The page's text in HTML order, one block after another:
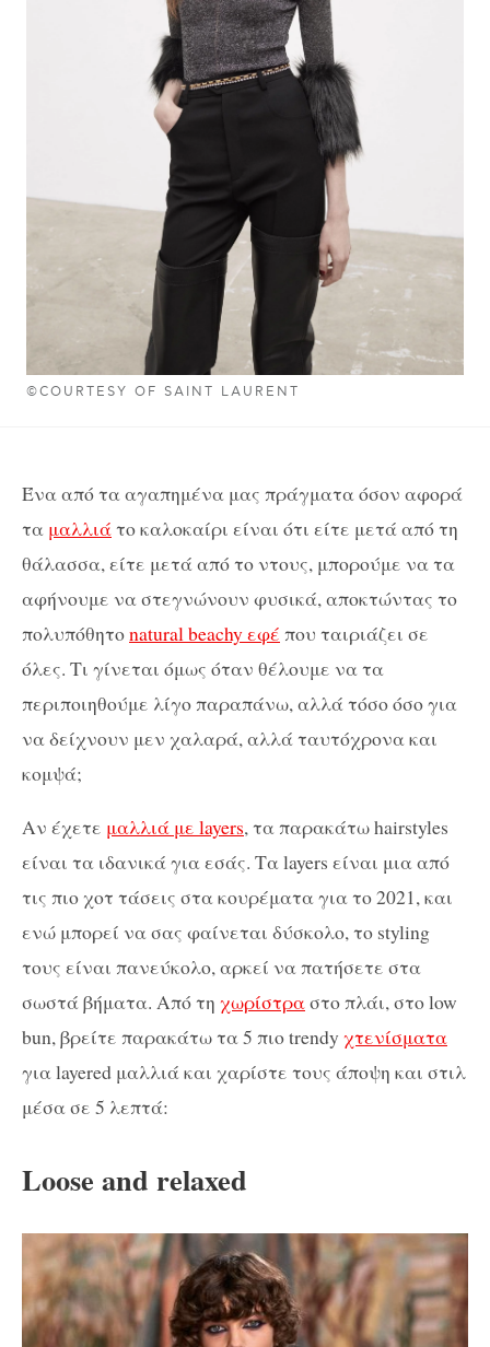
©COURTESY OF SAINT LAURENT
Ένα από τα αγαπημένα μας πράγματα όσον αφορά
τα μαλλιάτο καλοκαίρι είναι ότι είτε μετά από τη
θάλασσα, είτε μετά από το ντους, μπορούμε να τα
αφήνουμε να στεγνώνουν φυσικά, αποκτώντας το
πολυπόθητοnatural beachy εφέ που ταιριάζει σε
όλες. Τι γίνεται όμως όταν θέλουμε να τα
περιποιηθούμε λίγο παραπάνω, αλλά τόσο όσο για
να δείχνουν μεν χαλαρά, αλλά ταυτόχρονα και
κομψά;
Αν έχετε μαλλιά με layers, τα παρακάτω hairstyles
είναι τα ιδανικά για εσάς. Τα layers είναι μια από
τις πιο χοτ τάσεις στα κουρέματα για το 2021, και
ενώ μπορεί να σας φαίνεται δύσκολο, το styling
τους είναι πανεύκολο, αρκεί να πατήσετε στα
σωστά βήματα. Από τη χωρίστραστο πλάι, στο low
bun, βρείτε παρακάτω τα 5 πιο trendy χτενίσματα
για layered μαλλιά και χαρίστε τους άποψη και στιλ
μέσα σε 5 λεπτά:
Loose and relaxed